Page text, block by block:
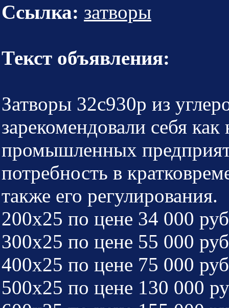
Ссылка: затворы
Текст объявления:
Затворы 32с930р из
зарекомендовали себя
промышленных
потребность в
также его регулирования.
200х25 по цене 34 000
300х25 по цене 55 000
400х25 по цене 75 000
500х25 по цене 130 000